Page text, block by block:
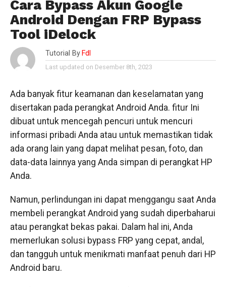
Cara Bypass Akun Google
Android Dengan FRP Bypass
Tool iDelock
Tutorial By Fdl
Last updated on Desember 8th, 2023
Ada banyak fitur keamanan dan keselamatan yang
disertakan pada perangkat Android Anda. fitur Ini
dibuat untuk mencegah pencuri untuk mencuri
informasi pribadi Anda atau untuk memastikan tidak
ada orang lain yang dapat melihat pesan, foto, dan
data-data lainnya yang Anda simpan di perangkat HP
Anda.
Namun, perlindungan ini dapat menggangu saat Anda
membeli perangkat Android yang sudah diperbaharui
atau perangkat bekas pakai. Dalam hal ini, Anda
memerlukan solusi bypass FRP yang cepat, andal,
dan tangguh untuk menikmati manfaat penuh dari HP
Android baru.